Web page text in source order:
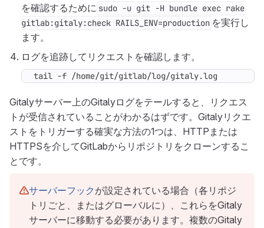
を確認するために sudo -u git -H bundle exec rake
gitlab:gitaly:check RAILS_ENV=production を実行し
ます。
ログを追跡してリクエストを確認します。
tail -f /home/git/gitlab/log/gitaly.log
Gitalyサーバー上のGitalyログをテールすると、リクエス
トが受信されていることがわかるはずです。Gitalyリクエ
ストをトリガーする確実な方法の1つは、HTTPまたは
HTTPSを介してGitLabからリポジトリをクローンするこ
とです。
サーバーフック が設定されている場合（各リポジ
トリごと、またはグローバルに）、これらをGitaly
サーバーに移動する必要があります。複数のGitaly